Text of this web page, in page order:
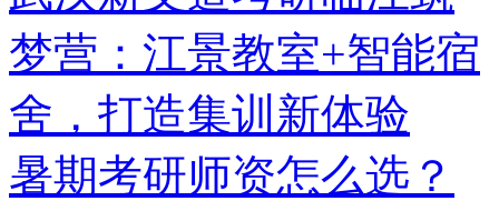
梦营：江景教室+智能宿
舍，打造集训新体验
暑期考研师资怎么选？